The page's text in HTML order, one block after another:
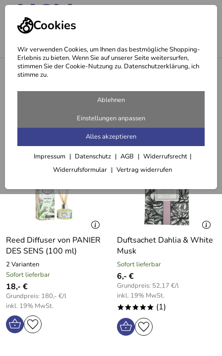
Cookies
Wir verwenden Cookies, um Ihnen das bestmögliche Shopping-
Erlebnis zu bieten. Wenn Sie auf unserer Seite weitersurfen,
stimmen Sie der Cookie-Nutzung zu. Datenschutzerklärung, ich
stimme zu.
Ablehnen
Einstellungen anpassen
Alles akzeptieren
Impressum Datenschutz AGB
Widerrufsrecht
Widerrufsformular
Vertrag widerrufen
Duftkerze Panier Des Sens (180 g)
Empfehlungen für Sie zu Duftkerze
Panier Des Sens (180 g)
Reed Diffuser von PANIER
DES SENS (100 ml)
2 Varianten
Sofort lieferbar
18,- €
Grundpreis: 180,- €/l
inkl. 19% MwSt.
Duftsachet Dahlia & White
Musk
Sofort lieferbar
6,- €
Grundpreis: 52,17 €/l
inkl. 19% MwSt.
***** (1)